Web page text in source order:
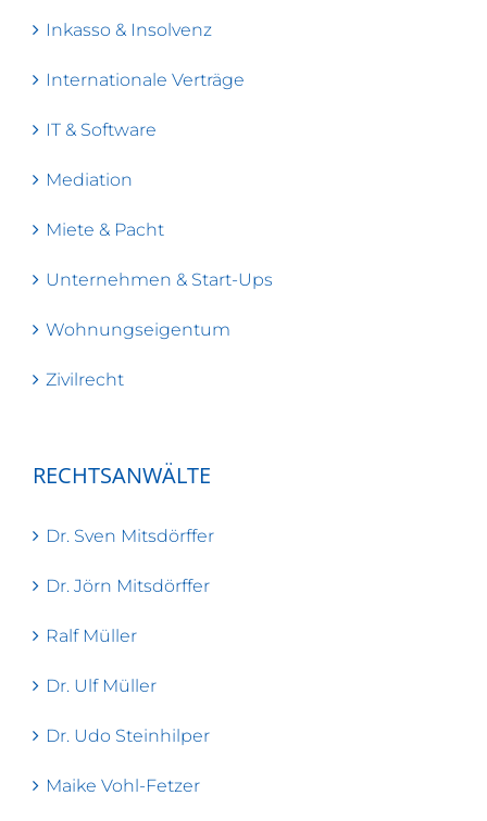
Inkasso & Insolvenz
Internationale Verträge
IT & Software
Mediation
Miete & Pacht
Unternehmen & Start-Ups
Wohnungseigentum
Zivilrecht
RECHTSANWÄLTE
Dr. Sven Mitsdörffer
Dr. Jörn Mitsdörffer
Ralf Müller
Dr. Ulf Müller
Dr. Udo Steinhilper
Maike Vohl-Fetzer